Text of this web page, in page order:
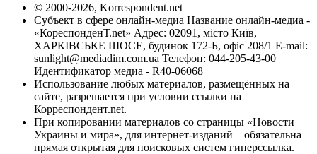
© 2000-2026, Korrespondent.net
Субъект в сфере онлайн-медиа Название онлайн-медиа -
«КореспонденТ.net» Адрес: 02091, місто Київ,
ХАРКІВСЬКЕ ШОСЕ, будинок 172-Б, офіс 208/1 E-mail:
sunlight@mediadim.com.ua Телефон: 044-205-43-00
Идентификатор медиа - R40-06068
Использование любых материалов, размещённых на
сайте, разрешается при условии ссылки на
Корреспондент.net.
При копировании материалов со страницы «Новости
Украины и мира», для интернет-изданий – обязательна
прямая открытая для поисковых систем гиперссылка.